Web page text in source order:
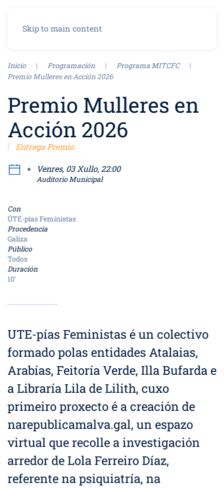
Skip to main content
Inicio Programación
Programa MITCFC
Premio Mulleres en Acción 2026
Premio Mulleres en
Acción 2026
Entrega Premio
Venres, 03 Xullo, 22:00
Auditorio Municipal
Con
ÚTE-pías Feministas
Procedencia
Galiza
Público
Todos
Duración
10'
UTE-pías Feministas é un colectivo
formado polas entidades Atalaias,
Arabías, Feitoría Verde, Illa Bufarda e
a Libraría Lila de Lilith, cuxo
primeiro proxecto é a creación de
narepublicamalva.gal, un espazo
virtual que recolle a investigación
arredor de Lola Ferreiro Díaz,
referente na psiquiatría, na